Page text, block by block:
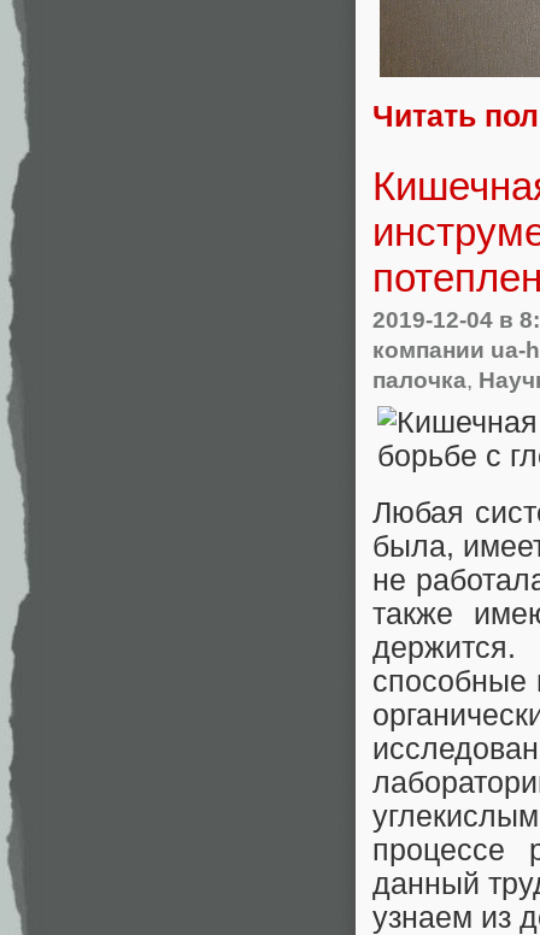
Читать
2019-12-04 в
компании ua-
палочка,
Любая
была,
не
также
способные
процессе
данный
узнаем из